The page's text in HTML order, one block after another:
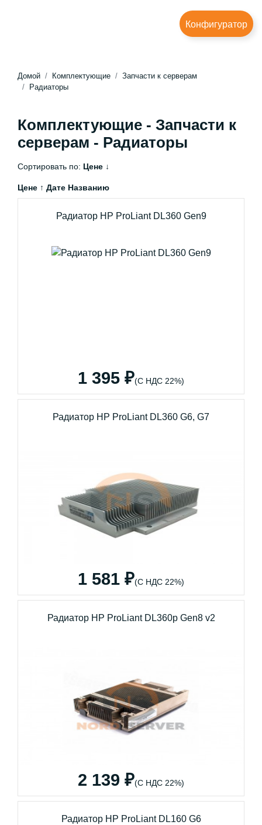
Конфигуратор
Домой Комплектующие
Запчасти к серверам
Радиаторы
Комплектующие - Запчасти к
серверам - Радиаторы
Сортировать по: Цене ↓
Цене ↑ Дате Названию
Радиатор HP ProLiant DL360 Gen9
1 395 ₽(С НДС 22%)
Радиатор HP ProLiant DL360 G6, G7
1 581 ₽(С НДС 22%)
Радиатор HP ProLiant DL360p Gen8 v2
2 139 ₽(С НДС 22%)
Радиатор HP ProLiant DL160 G6